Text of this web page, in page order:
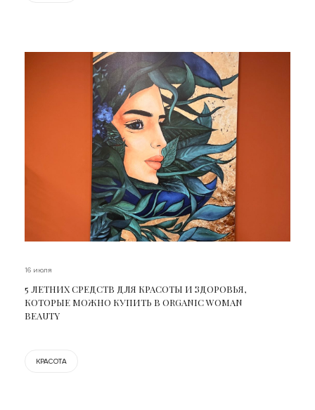
16 июля
5 ЛЕТНИХ СРЕДСТВ ДЛЯ КРАСОТЫ И ЗДОРОВЬЯ,
КОТОРЫЕ МОЖНО КУПИТЬ В ORGANIC WOMAN
BEAUTY
КРАСОТА